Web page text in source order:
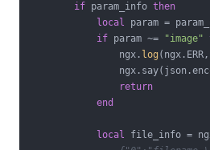
if param_info then
local param =
if param ~= "image"
                ngx.
log (ngx.ERR,
return
end
local file_info =